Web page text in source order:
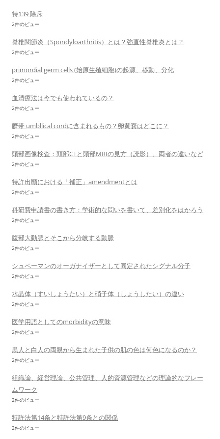
特139 除斥
2件のビュー
脊椎関節炎（Spondyloarthritis）とは？強直性脊椎炎とは？
2件のビュー
primordial germ cells (始原生殖細胞)の起源、移動、分化
2件のビュー
血清療法は今でも使われているの？
2件のビュー
臍帯 umbllical cordに含まれるもの？卵黄嚢はどこに？
2件のビュー
頭部画像検査：頭部CTと頭部MRIの見方（読影）、両者の違いなど
2件のビュー
特許出願における「補正」amendmentとは
2件のビュー
科研費申請書の書き方：学術的な問いを書いて、差別化をはかろう
2件のビュー
腹部大動脈とそこから分岐する動脈
2件のビュー
シュペーマンのオーガナイザーとして同定されたシグナル分子
2件のビュー
水晶体（すいしょうたい）と硝子体（しょうしたい）の違い
2件のビュー
医学用語としてのmorbidityの意味
2件のビュー
黒人と白人の両親から生まれた子供の肌の色は何色になるのか？
2件のビュー
組織論、経営理論、公共管理、人的資源管理などの理論的なフレー
ムワーク
2件のビュー
特許法第14条と特許法第9条との関係
2件のビュー